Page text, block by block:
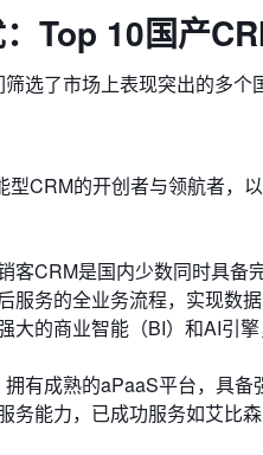
Top 10国产
选了市场上表现突出的多个
型CRM的开创者与领航者，
客CRM是国内少数同时具备
服务的全业务流程，实现数
大的商业智能（BI）和AI引
拥有成熟的aPaaS平台，具
务能力，已成功服务如艾比